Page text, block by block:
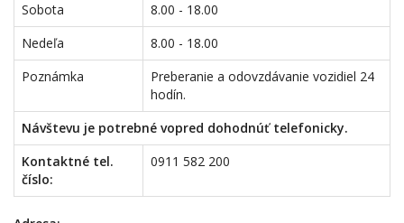
Sobota
8.00 - 18.00
Nedeľa
8.00 - 18.00
Poznámka
Preberanie a odovzdávanie vozidiel 24
hodín.
Návštevu je potrebné vopred dohodnúť telefonicky.
Kontaktné tel.
číslo:
0911 582 200